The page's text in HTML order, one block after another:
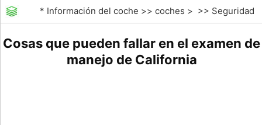
viajar Camiones
* Información del coche >>coches > >> Seguridad
Cosas que pueden fallar en el examen de
manejo de California